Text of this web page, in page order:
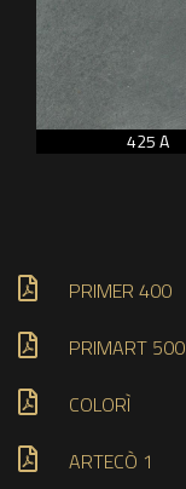
425 A
PRIMER 400
PRIMART 500
COLORÌ
ARTECÒ 1